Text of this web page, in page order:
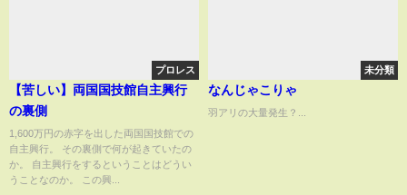
プロレス
【苦しい】両国国技館自主興行
の裏側
1,600万円の赤字を出した両国国技館での
自主興行。 その裏側で何が起きていたの
か。 自主興行をするということはどうい
うことなのか。 この興...
未分類
なんじゃこりゃ
羽アリの大量発生？...